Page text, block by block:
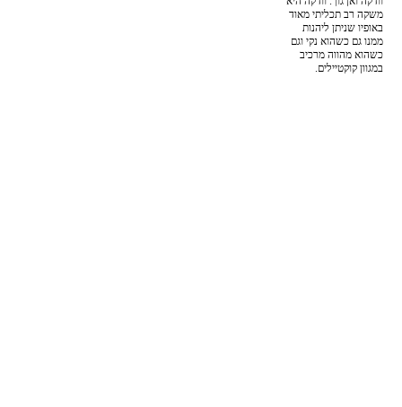
משקה רב תכליתי מאוד
באופיו שניתן ליהנות
ממנו גם כשהוא נקי וגם
כשהוא מהווה מרכיב
במגוון קוקטיילים.